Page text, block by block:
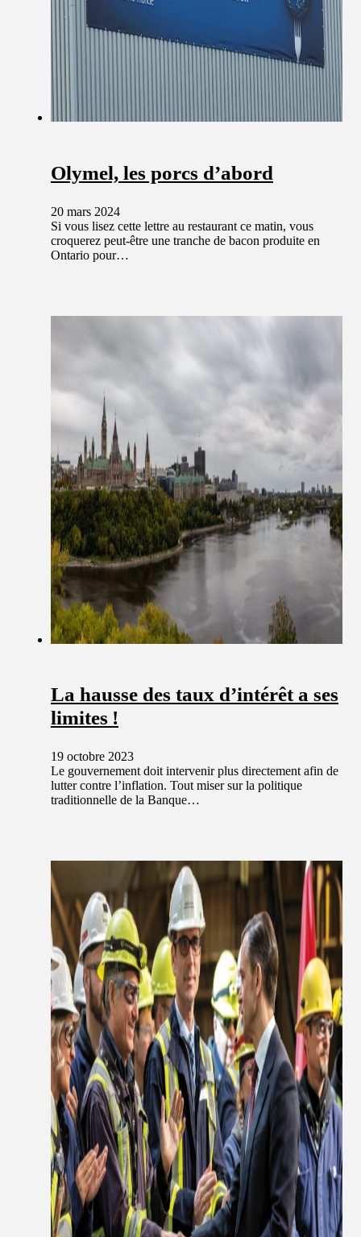
Olymel, les porcs d’abord
20 mars 2024
Si vous lisez cette lettre au restaurant ce matin, vous
croquerez peut-être une tranche de bacon produite en
Ontario pour…
La hausse des taux d’intérêt a ses
limites !
19 octobre 2023
Le gouvernement doit intervenir plus directement afin de
lutter contre l’inflation. Tout miser sur la politique
traditionnelle de la Banque…